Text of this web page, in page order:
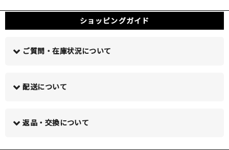
ショッピングガイド
ご質問・在庫状況について
配送について
返品・交換について